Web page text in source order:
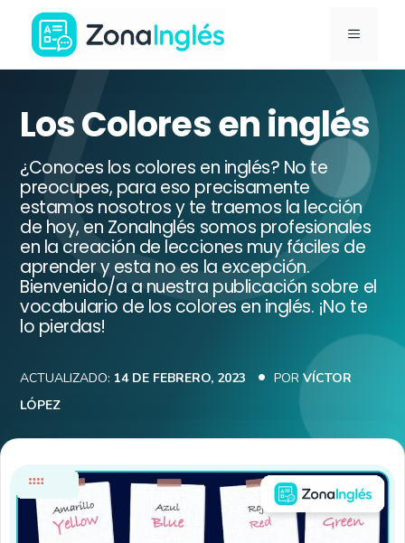
Saltar
contenido
Ir
la
portada
de
ZonaInglés
MENÚ
Los Colores en inglés
¿Conoces los colores en inglés? No te
preocupes, para eso precisamente
estamos nosotros y te traemos la lección
de hoy, en ZonaInglés somos profesionales
en la creación de lecciones muy fáciles de
aprender y esta no es la excepción.
Bienvenido/a a nuestra publicación sobre el
vocabulario de los colores en inglés. ¡No te
lo pierdas!
ACTUALIZADO: 14 DE FEBRERO, 2023 PORVÍCTOR
LÓPEZ